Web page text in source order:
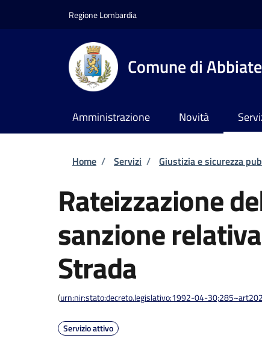
Regione Lombardia
Comune di
Amministrazione Novità
Briciole di pane
Home / Servizi / Giustizia e sicurezza
Rateizzazione
sanzione
Strada
(urn:nir:stato:decreto.legislativo:1992-04-30;285~art202
Servizio attivo